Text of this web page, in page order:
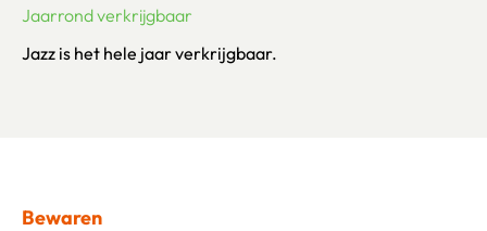
Jaarrond verkrijgbaar
Jazz is het hele jaar verkrijgbaar.
Bewaren